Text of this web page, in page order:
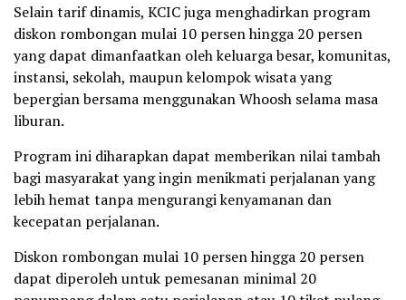
Selain tarif dinamis, KCIC juga menghadirkan program
diskon rombongan mulai 10 persen hingga 20 persen
yang dapat dimanfaatkan oleh keluarga besar, komunitas,
instansi, sekolah, maupun kelompok wisata yang
bepergian bersama menggunakan Whoosh selama masa
liburan.
Program ini diharapkan dapat memberikan nilai tambah
bagi masyarakat yang ingin menikmati perjalanan yang
lebih hemat tanpa mengurangi kenyamanan dan
kecepatan perjalanan.
Diskon rombongan mulai 10 persen hingga 20 persen
dapat diperoleh untuk pemesanan minimal 20